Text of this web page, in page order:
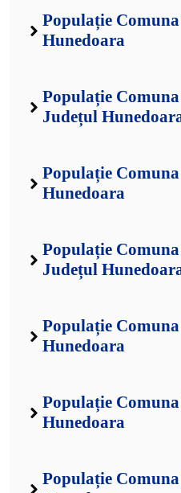
Populație
Hunedoara
Populație
Județul
Populație
Hunedoara
Populație
Județul
Populație
Hunedoara
Populație
Hunedoara
Populație